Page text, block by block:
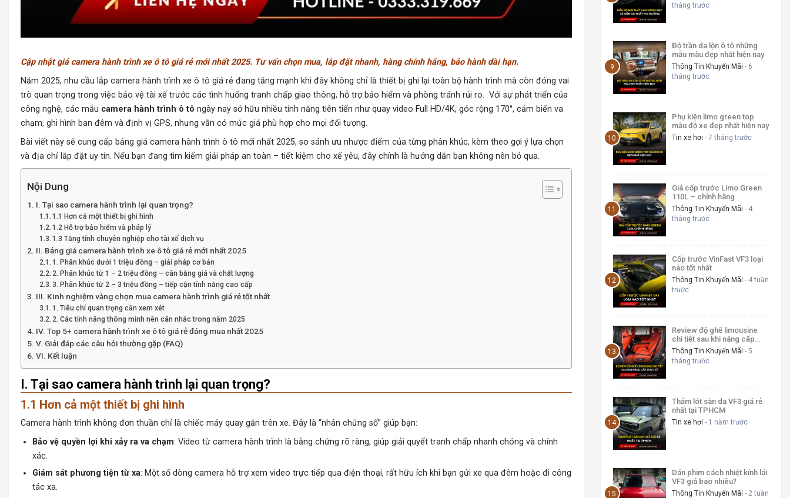
Cập nhật giá camera hành trình xe ô tô giá rẻ mới nhất 2025. Tư vấn chọn mua, lắp đặt nhanh, hàng chính hãng, bảo hành dài hạn.
Năm 2025, nhu cầu lắp camera hành trình xe ô tô giá rẻ đang tăng mạnh khi đây không chỉ là thiết bị ghi lại toàn bộ hành trình mà còn đóng vai
trò quan trọng trong việc bảo vệ tài xế trước các tình huống tranh chấp giao thông, hỗ trợ bảo hiểm và phòng tránh rủi ro. Với sự phát triển của
công nghệ, các mẫu camera hành trình ô tô ngày nay sở hữu nhiều tính năng tiên tiến như quay video Full HD/4K, góc rộng 170°, cảm biến va
chạm, ghi hình ban đêm và định vị GPS, nhưng vẫn có mức giá phù hợp cho mọi đối tượng.
Bài viết này sẽ cung cấp bảng giá camera hành trình ô tô mới nhất 2025, so sánh ưu nhược điểm của từng phân khúc, kèm theo gợi ý lựa chọn
và địa chỉ lắp đặt uy tín. Nếu bạn đang tìm kiếm giải pháp an toàn – tiết kiệm cho xế yêu, đây chính là hướng dẫn bạn không nên bỏ qua.
Nội Dung
I. Tại sao camera hành trình lại quan trọng?
1.1 Hơn cả một thiết bị ghi hình
1.2 Hỗ trợ bảo hiểm và pháp lý
1.3 Tăng tính chuyên nghiệp cho tài xế dịch vụ
II. Bảng giá camera hành trình xe ô tô giá rẻ mới nhất 2025
1. Phân khúc dưới 1 triệu đồng – giải pháp cơ bản
2. Phân khúc từ 1 – 2 triệu đồng – cân bằng giá và chất lượng
3. Phân khúc từ 2 – 3 triệu đồng – tiếp cận tính năng cao cấp
III. Kinh nghiệm vàng chọn mua camera hành trình giá rẻ tốt nhất
1. Tiêu chí quan trọng cần xem xét
2. Các tính năng thông minh nên cân nhắc trong năm 2025
IV. Top 5+ camera hành trình xe ô tô giá rẻ đáng mua nhất 2025
V. Giải đáp các câu hỏi thường gặp (FAQ)
VI. Kết luận
I. Tại sao camera hành trình lại quan trọng?
1.1 Hơn cả một thiết bị ghi hình
Camera hành trình không đơn thuần chỉ là chiếc máy quay gắn trên xe. Đây là “nhân chứng số” giúp bạn:
Bảo vệ quyền lợi khi xảy ra va chạm: Video từ camera hành trình là bằng chứng rõ ràng, giúp giải quyết tranh chấp nhanh chóng và chính
xác.
Giám sát phương tiện từ xa: Một số dòng camera hỗ trợ xem video trực tiếp qua điện thoại, rất hữu ích khi bạn gửi xe qua đêm hoặc đi công
tác xa.
tháng trước
Độ trần da lộn ô tô những
mẫu màu đẹp nhất hiện nay
Thông Tin Khuyến Mãi - 6
tháng trước
Phụ kiện limo green top
mẫu độ xe đẹp nhất hiện nay
Tin xe hơi - 7 tháng trước
Giá cốp trước Limo Green
110L – chính hãng
Thông Tin Khuyến Mãi - 4
tháng trước
Cốp trước VinFast VF3 loại
nào tốt nhất
Thông Tin Khuyến Mãi - 4 tuần
trước
Review độ ghế limousine
chi tiết sau khi nâng cấp
thực tế
Thông Tin Khuyến Mãi - 5
tháng trước
Thảm lót sàn da VF3 giá rẻ
nhất tại TPHCM
Tin xe hơi - 1 năm trước
Dán phim cách nhiệt kính lái
VF3 giá bao nhiêu?
Thông Tin Khuyến Mãi - 2 tuần